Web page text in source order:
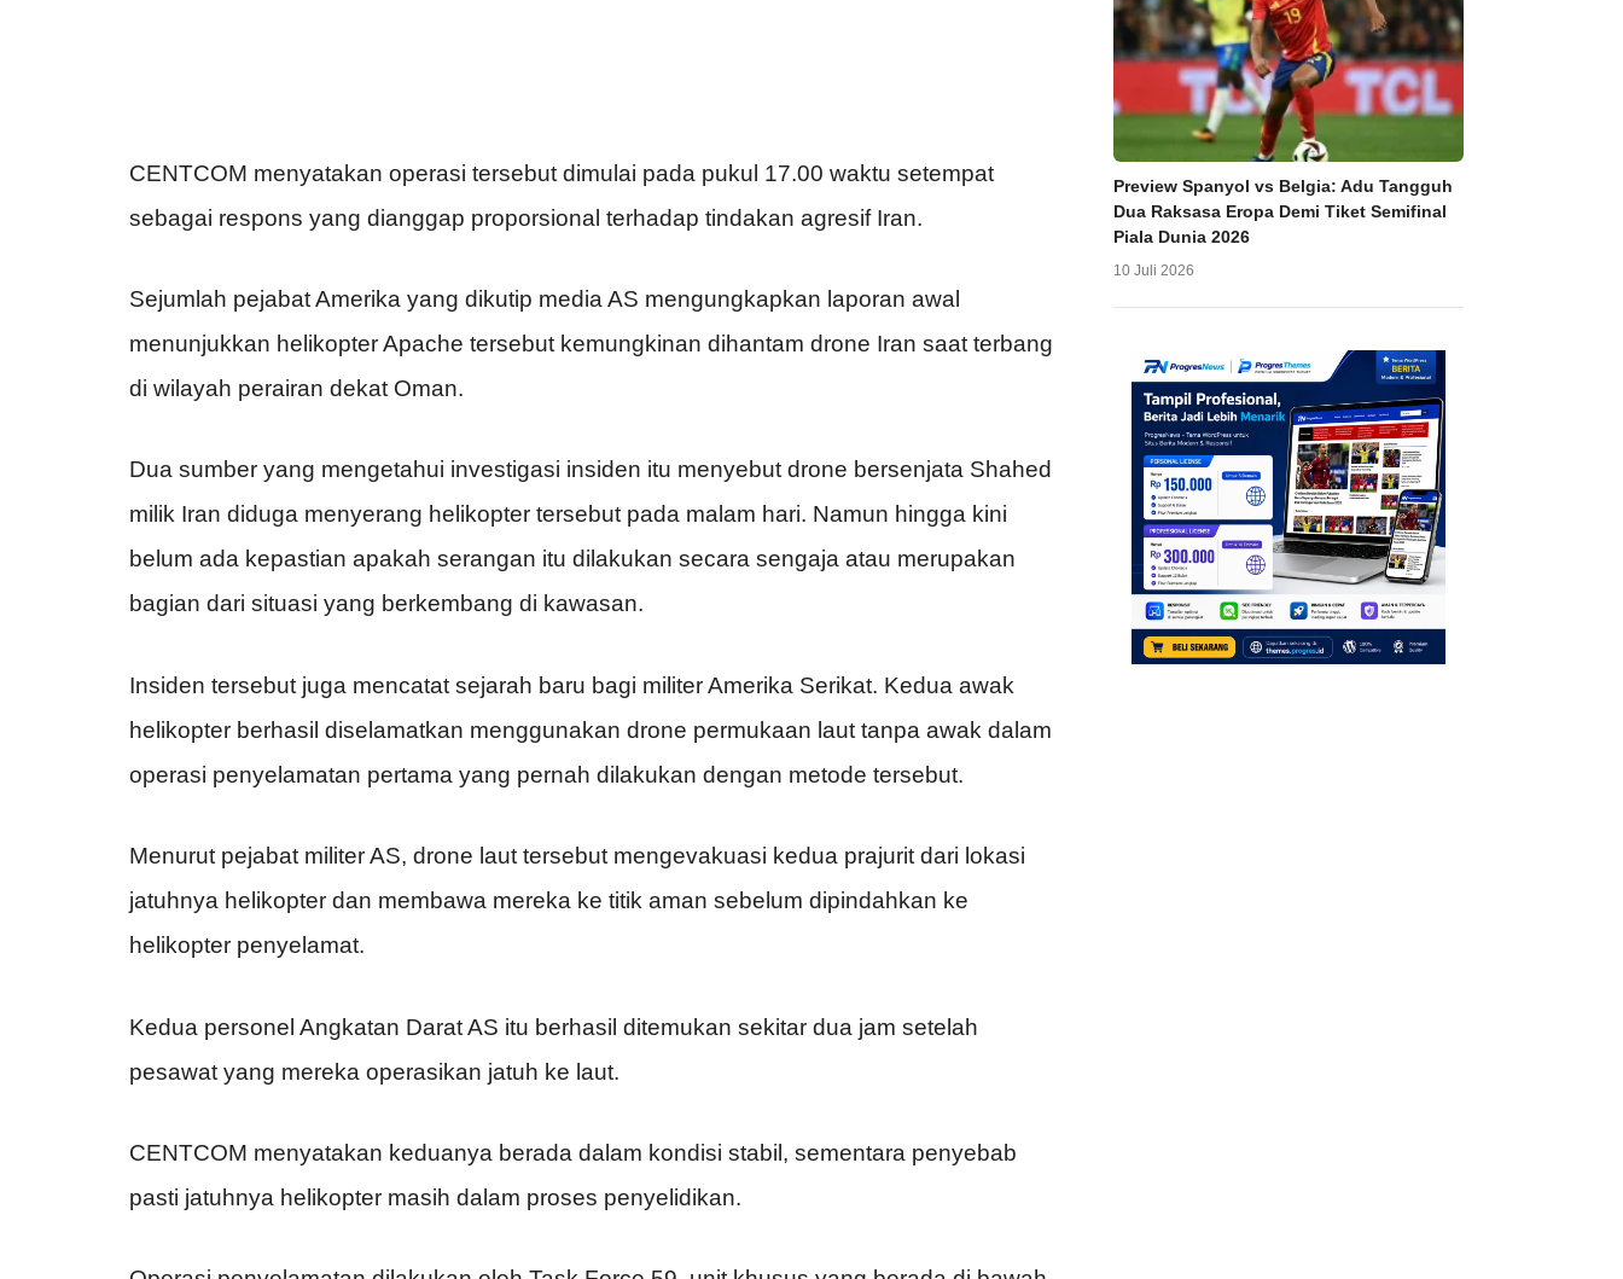
CENTCOM menyatakan operasi tersebut dimulai pada pukul 17.00 waktu setempat
sebagai respons yang dianggap proporsional terhadap tindakan agresif Iran.
Sejumlah pejabat Amerika yang dikutip media AS mengungkapkan laporan awal
menunjukkan helikopter Apache tersebut kemungkinan dihantam drone Iran saat terbang
di wilayah perairan dekat Oman.
Dua sumber yang mengetahui investigasi insiden itu menyebut drone bersenjata Shahed
milik Iran diduga menyerang helikopter tersebut pada malam hari. Namun hingga kini
belum ada kepastian apakah serangan itu dilakukan secara sengaja atau merupakan
bagian dari situasi yang berkembang di kawasan.
Insiden tersebut juga mencatat sejarah baru bagi militer Amerika Serikat. Kedua awak
helikopter berhasil diselamatkan menggunakan drone permukaan laut tanpa awak dalam
operasi penyelamatan pertama yang pernah dilakukan dengan metode tersebut.
Menurut pejabat militer AS, drone laut tersebut mengevakuasi kedua prajurit dari lokasi
jatuhnya helikopter dan membawa mereka ke titik aman sebelum dipindahkan ke
helikopter penyelamat.
Kedua personel Angkatan Darat AS itu berhasil ditemukan sekitar dua jam setelah
pesawat yang mereka operasikan jatuh ke laut.
CENTCOM menyatakan keduanya berada dalam kondisi stabil, sementara penyebab
pasti jatuhnya helikopter masih dalam proses penyelidikan.
Preview Spanyol vs Belgia: Adu Tangguh
Dua Raksasa Eropa Demi Tiket Semifinal
Piala Dunia 2026
10 Juli 2026